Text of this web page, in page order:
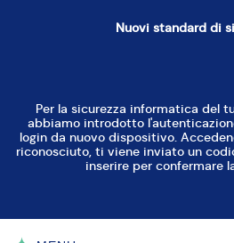
Nuovi standard di
Per la sicurezza informatica del
abbiamo introdotto
login da nuovo dispositivo.
riconosciuto, ti viene inviato un
inserire per confermare